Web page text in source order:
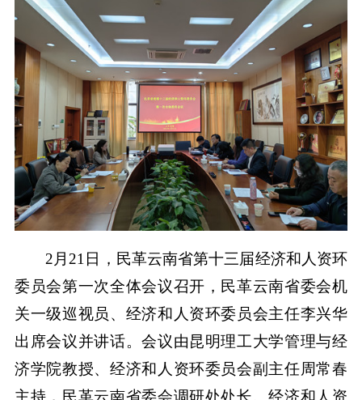
2月21日，民革云南省第十三届经济和人资环
委员会第一次全体会议召开，民革云南省委会机
关一级巡视员、经济和人资环委员会主任李兴华
出席会议并讲话。会议由昆明理工大学管理与经
济学院教授、经济和人资环委员会副主任周常春
主持，民革云南省委会调研处处长、经济和人资